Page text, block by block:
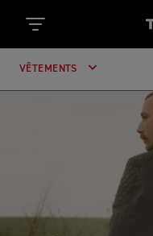
VÊTEMENTS